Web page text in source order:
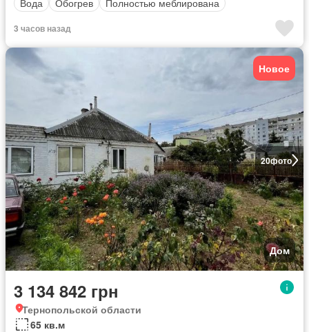
Вода
Обогрев Полностью меблирована
3 часов назад
20фото
Новое
Дом
3 134 842 грн
Тернопольской области
65 кв.м